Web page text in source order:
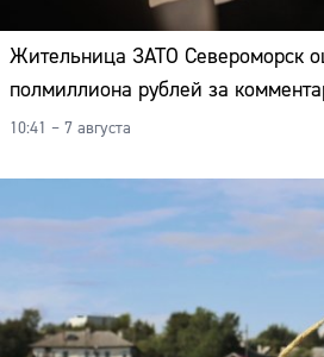
Жительница ЗАТО Североморск
полмиллиона рублей за
10:41 – 7 августа
Телефон: